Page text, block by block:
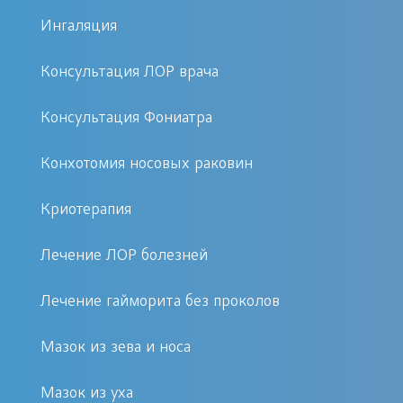
специалистов в этой области.
Почему стоит выбрать наш медицинский
свое здоровье профессионалам и
получать медицинские услуги
задержек. Обращаясь к нам, вы
отоневрологи, которые
Ингаляция
Консультация ЛОР врача
Консультация Фониатра
Конхотомия носовых раковин
Криотерапия
Лечение ЛОР болезней
Лечение гайморита без проколов
Мазок из зева и носа
Мазок из уха